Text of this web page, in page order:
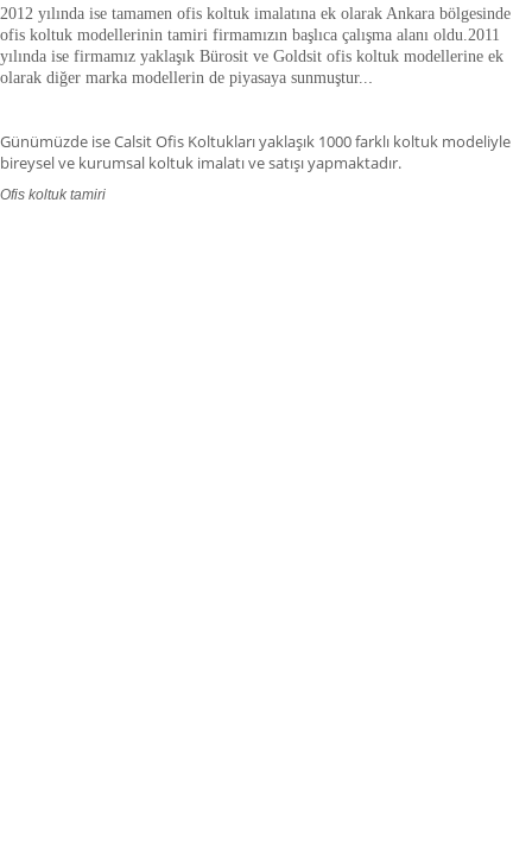
2012 yılında ise tamamen ofis koltuk imalatına ek olarak Ankara bölgesinde
ofis koltuk modellerinin tamiri firmamızın başlıca çalışma alanı oldu. 2011
yılında ise firmamız yaklaşık Bürosit ve Goldsit ofis koltuk modellerine ek
olarak diğer marka modellerin de piyasaya sunmuştur.
Günümüzde ise Calsit Ofis Koltukları yaklaşık 1000 farklı koltuk modeliyle
bireysel ve kurumsal koltuk imalatı ve satışı yapmaktadır.
Ofis koltuk tamiri